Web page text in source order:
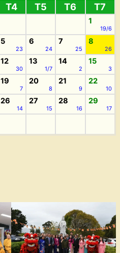
T4 T5 T6 T7
1
19/6
5
23
6
24
7
25
8
26
12
30
13
1/7
14
2
15
3
19
7
20
8
21
9
22
10
26
14
27
15
28
16
29
17